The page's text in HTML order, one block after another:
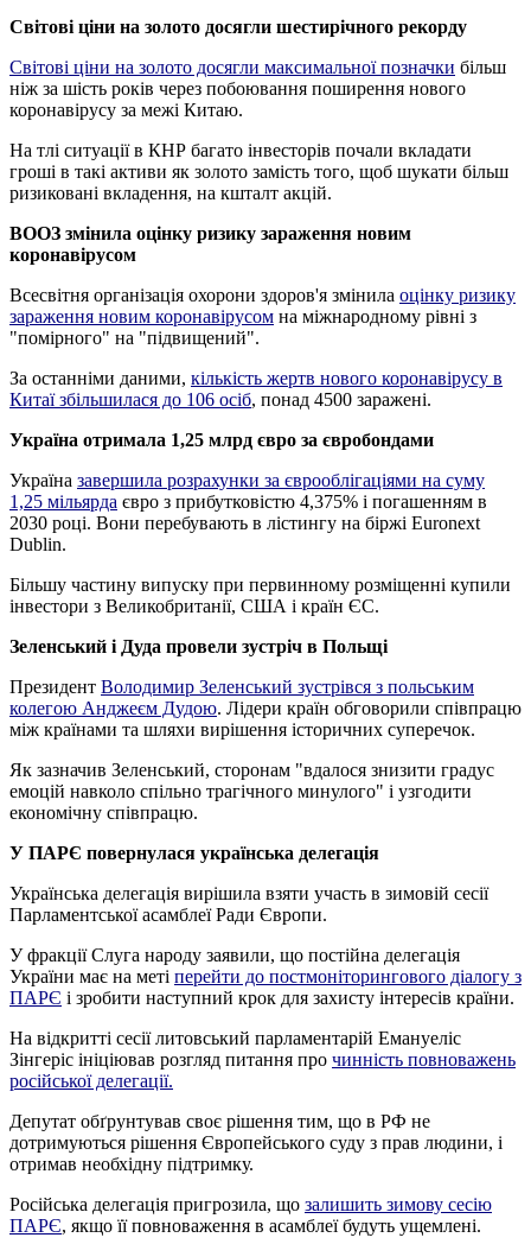
Світові ціни на золото досягли шестирічного рекорду
Світові ціни на золото досягли максимальної позначки більш
ніж за шість років через побоювання поширення нового
коронавірусу за межі Китаю.
На тлі ситуації в КНР багато інвесторів почали вкладати
гроші в такі активи як золото замість того, щоб шукати більш
ризиковані вкладення, на кшталт акцій.
ВООЗ змінила оцінку ризику зараження новим
коронавірусом
Всесвітня організація охорони здоров'я змінила оцінку ризику
зараження новим коронавірусом на міжнародному рівні з
"помірного" на "підвищений".
За останніми даними, кількість жертв нового коронавірусу в
Китаї збільшилася до 106 осіб, понад 4500 заражені.
Україна отримала 1,25 млрд євро за євробондами
Україна завершила розрахунки за єврооблігаціями на суму
1,25 мільярда євро з прибутковістю 4,375% і погашенням в
2030 році. Вони перебувають в лістингу на біржі Euronext
Dublin.
Більшу частину випуску при первинному розміщенні купили
інвестори з Великобританії, США і країн ЄС.
Зеленський і Дуда провели зустріч в Польщі
Президент Володимир Зеленський зустрівся з польським
колегою Анджеєм Дудою. Лідери країн обговорили співпрацю
між країнами та шляхи вирішення історичних суперечок.
Як зазначив Зеленський, сторонам "вдалося знизити градус
емоцій навколо спільно трагічного минулого" і узгодити
економічну співпрацю.
У ПАРЄ повернулася українська делегація
Українська делегація вирішила взяти участь в зимовій сесії
Парламентської асамблеї Ради Європи.
У фракції Слуга народу заявили, що постійна делегація
України має на меті перейти до постмоніторингового діалогу з
ПАРЄ і зробити наступний крок для захисту інтересів країни.
На відкритті сесії литовський парламентарій Емануеліс
Зінгеріс ініціював розгляд питання про чинність повноважень
російської делегації.
Депутат обґрунтував своє рішення тим, що в РФ не
дотримуються рішення Європейського суду з прав людини, і
отримав необхідну підтримку.
Російська делегація пригрозила, що залишить зимову сесію
ПАРЄ, якщо її повноваження в асамблеї будуть ущемлені.